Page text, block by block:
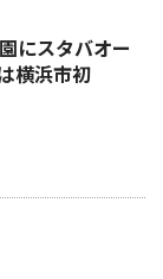
にスタバオー
横浜市初